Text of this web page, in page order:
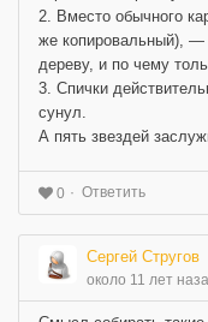
2. Вместо обычного
же копировальный), —
дереву, и по чему
3. Спички
сунул.
А пять звездей
0 Ответить
Сергей Стругов
около 11 лет